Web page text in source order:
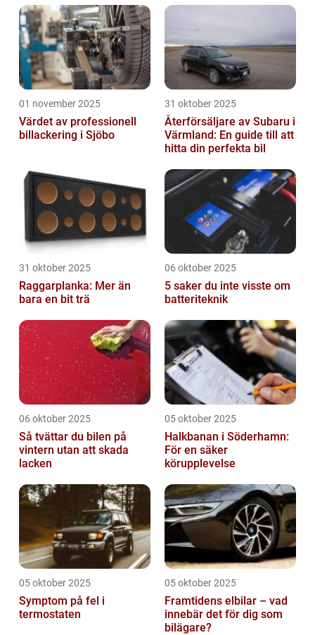
01 november 2025
Värdet av professionell
billackering i Sjöbo
31 oktober 2025
Återförsäljare av Subaru i
Värmland: En guide till att
hitta din perfekta bil
31 oktober 2025
Raggarplanka: Mer än
bara en bit trä
06 oktober 2025
5 saker du inte visste om
batteriteknik
06 oktober 2025
Så tvättar du bilen på
vintern utan att skada
lacken
05 oktober 2025
Halkbanan i Söderhamn:
För en säker
körupplevelse
05 oktober 2025
Symptom på fel i
termostaten
05 oktober 2025
Framtidens elbilar – vad
innebär det för dig som
bilägare?